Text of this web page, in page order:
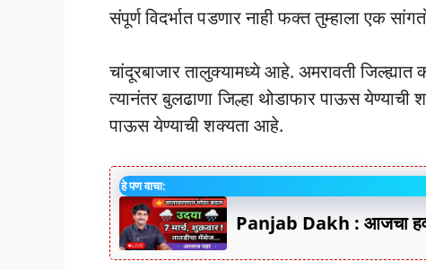
संपूर्ण विदर्भात पडणार नाही फक्त तुम्हाला एक
चांदूरबाजार तालुक्यामध्ये आहे. अमरावती
त्यानंतर बुलढाणा जिल्हा थोडाफार पाऊस
पाऊस येण्याची शक्यता आहे.
हे पण वाचा:
Panjab Dakh : आजचा